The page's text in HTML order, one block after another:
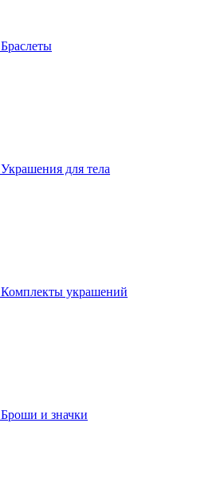
Браслеты
Украшения для тела
Комплекты украшений
Броши и значки